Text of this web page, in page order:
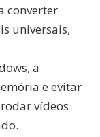
converter
universais,
a
e evitar
vídeos